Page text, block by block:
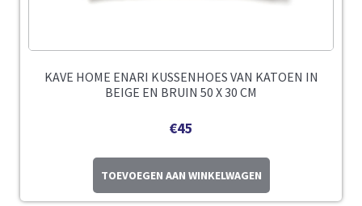
KAVE HOME ENARI KUSSENHOES VAN KATOEN IN
BEIGE EN BRUIN 50 X 30 CM
€45
TOEVOEGEN AAN WINKELWAGEN